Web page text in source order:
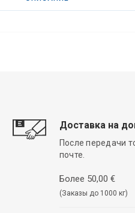
Доставка на
После передачи
почте.
Более 50,00 €
(Заказы до 1000 кг)